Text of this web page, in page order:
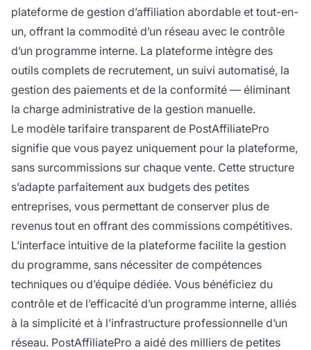
plateforme de gestion d’affiliation abordable et tout-en-
un, offrant la commodité d’un réseau avec le contrôle
d’un programme interne. La plateforme intègre des
outils complets de recrutement, un suivi automatisé, la
gestion des paiements et de la conformité — éliminant
la charge administrative de la gestion manuelle.
Le modèle tarifaire transparent de PostAffiliatePro
signifie que vous payez uniquement pour la plateforme,
sans surcommissions sur chaque vente. Cette structure
s’adapte parfaitement aux budgets des petites
entreprises, vous permettant de conserver plus de
revenus tout en offrant des commissions compétitives.
L’interface intuitive de la plateforme facilite la gestion
du programme, sans nécessiter de compétences
techniques ou d’équipe dédiée. Vous bénéficiez du
contrôle et de l’efficacité d’un programme interne, alliés
à la simplicité et à l’infrastructure professionnelle d’un
réseau. PostAffiliatePro a aidé des milliers de petites